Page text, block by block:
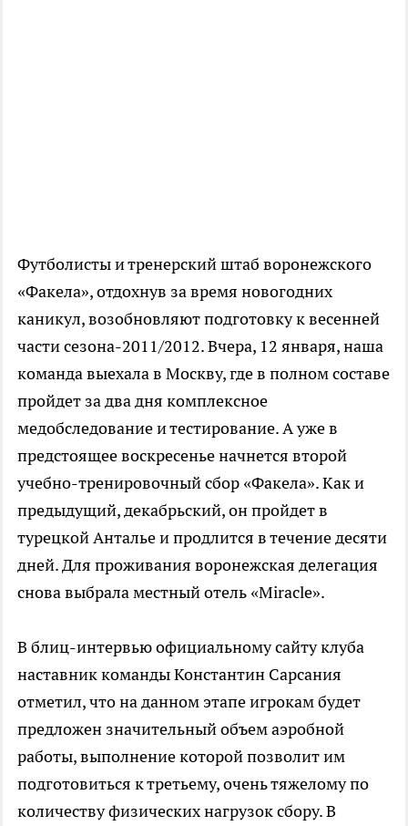
Футболисты и тренерский штаб воронежского
«Факела», отдохнув за время новогодних
каникул, возобновляют подготовку к весенней
части сезона-2011/2012. Вчера, 12 января, наша
команда выехала в Москву, где в полном составе
пройдет за два дня комплексное
медобследование и тестирование. А уже в
предстоящее воскресенье начнется второй
учебно-тренировочный сбор «Факела». Как и
предыдущий, декабрьский, он пройдет в
турецкой Анталье и продлится в течение десяти
дней. Для проживания воронежская делегация
снова выбрала местный отель «Miracle».
В блиц-интервью официальному сайту клуба
наставник команды Константин Сарсания
отметил, что на данном этапе игрокам будет
предложен значительный объем аэробной
работы, выполнение которой позволит им
подготовиться к третьему, очень тяжелому по
количеству физических нагрузок сбору. В